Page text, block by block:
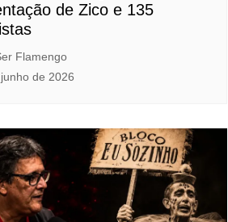
de Zico e 135
Flamengo
de 2026